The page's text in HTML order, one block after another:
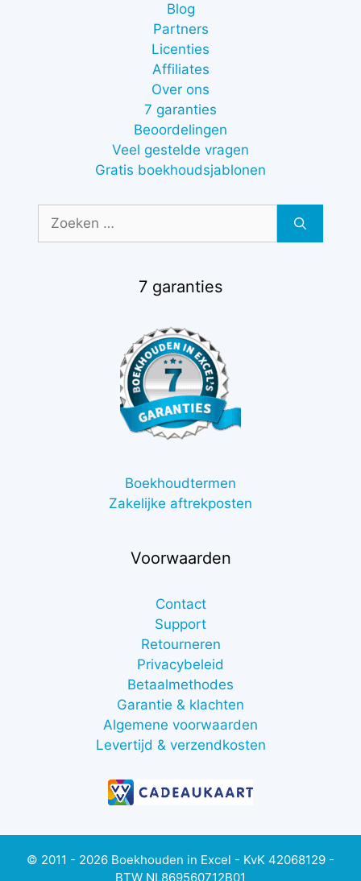
Blog
Partners
Licenties
Affiliates
Over ons
7 garanties
Beoordelingen
Veel gestelde vragen
Gratis boekhoudsjablonen
Zoek
7 garanties
Boekhoudtermen
Zakelijke aftrekposten
Voorwaarden
Contact
Support
Retourneren
Privacybeleid
Betaalmethodes
Garantie & klachten
Algemene voorwaarden
Levertijd & verzendkosten
© 2011 - 2026 Boekhouden in Excel - KvK 42068129 -
BTW NL869560712B01